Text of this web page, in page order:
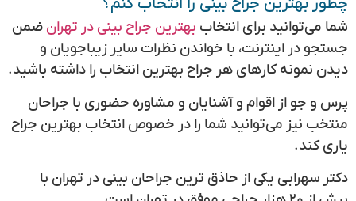
شما می‌توانید برای انتخاببهترین جراح بینی در تهرانضمن
جستجو در اینترنت، با خواندن نظرات سایر زیباجویان و
دیدن نمونه کارهای هر جراح بهترین انتخاب را داشته باشید.
پرس و جو از اقوام و آشنایان و مشاوره حضوری با جراحان
منتخب نیز می‌توانید شما را در خصوص انتخاب بهترین جراح
یاری کند.
دکتر سهرابی یکی از حاذق ترین جراحان بینی در تهران با